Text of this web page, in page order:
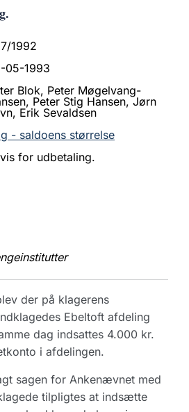
1992
05-1993
Blok, Peter Møgelvang-
Peter Stig Hansen, Jørn
Erik Sevaldsen
- saldoens størrelse
for udbetaling.
der på klagerens
Ebeltoft afdeling
dag indsattes 4.000 kr.
i afdelingen.
sagen for Ankenævnet med
tilpligtes at indsætte